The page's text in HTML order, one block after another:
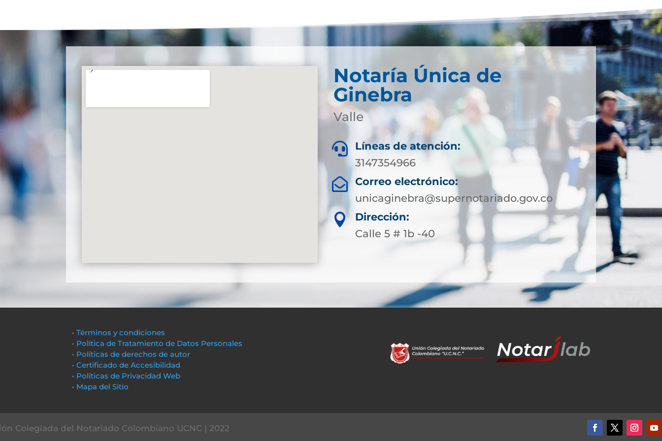
Notaría Única de
Ginebra
Valle

Líneas de atención:
3147354966

Correo electrónico:
unicaginebra@supernotariado.gov.co

Dirección:
Calle 5 # 1b -40
• Términos y condiciones
• Política de Tratamiento de Datos Personales
• Políticas de derechos de autor
• Certificado de Accesibilidad
• Políticas de Privacidad Web
• Mapa del Sitio
Colegiada del Notariado Colombiano UCNC | 2022